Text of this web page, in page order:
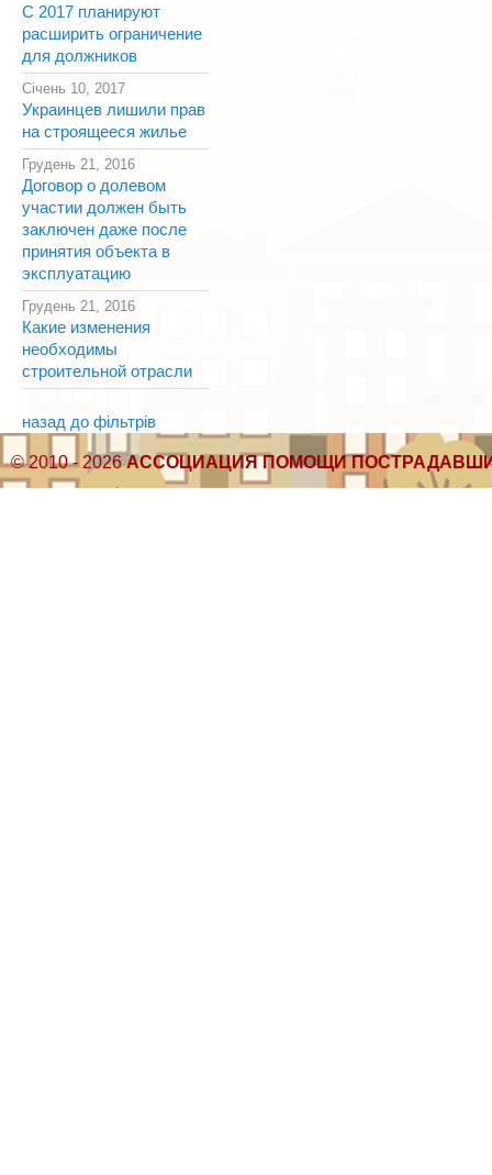
С 2017 планируют
расширить ограничение
для должников
Січень 10, 2017
Украинцев лишили прав
на строящееся жилье
Грудень 21, 2016
Договор о долевом
участии должен быть
заключен даже после
принятия объекта в
эксплуатацию
Грудень 21, 2016
Какие изменения
необходимы
строительной отрасли
назад до фільтрів
© 2010 - 2026АССОЦИАЦИЯ ПОМОЩИ